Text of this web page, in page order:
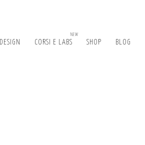
CORSI E LABS
NEW
SHOP BLOG